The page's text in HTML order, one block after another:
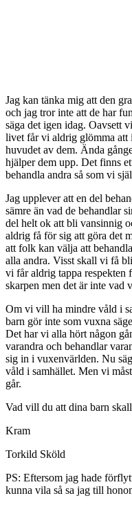
Jag kan tänka mig att den
och jag tror inte att de har
säga det igen idag. Oavsett
livet får vi aldrig glömma att
huvudet av dem. Ända
hjälper dem upp. Det finns
behandla andra så som vi
Jag upplever att en del
sämre än vad de behandlar
del helt ok att bli vansinnig
aldrig få för sig att göra det
att folk kan välja att
alla andra. Visst skall vi få
vi får aldrig tappa respekten
skarpen men det är inte vad
Om vi vill ha mindre våld i
barn gör inte som vuxna
Det har vi alla hört någon
varandra och behandlar
sig in i vuxenvärlden. Nu
våld i samhället. Men vi
går.
Vad vill du att dina barn
Kram
Torkild Sköld
PS: Eftersom jag hade
kunna vila så sa jag till